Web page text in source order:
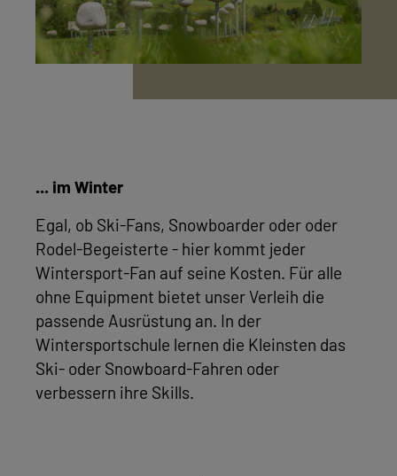
... im Winter
Egal, ob Ski-Fans, Snowboarder oder oder
Rodel-Begeisterte - hier kommt jeder
Wintersport-Fan auf seine Kosten. Für alle
ohne Equipment bietet unser Verleih die
passende Ausrüstung an. In der
Wintersportschule lernen die Kleinsten das
Ski- oder Snowboard-Fahren oder
verbessern ihre Skills.